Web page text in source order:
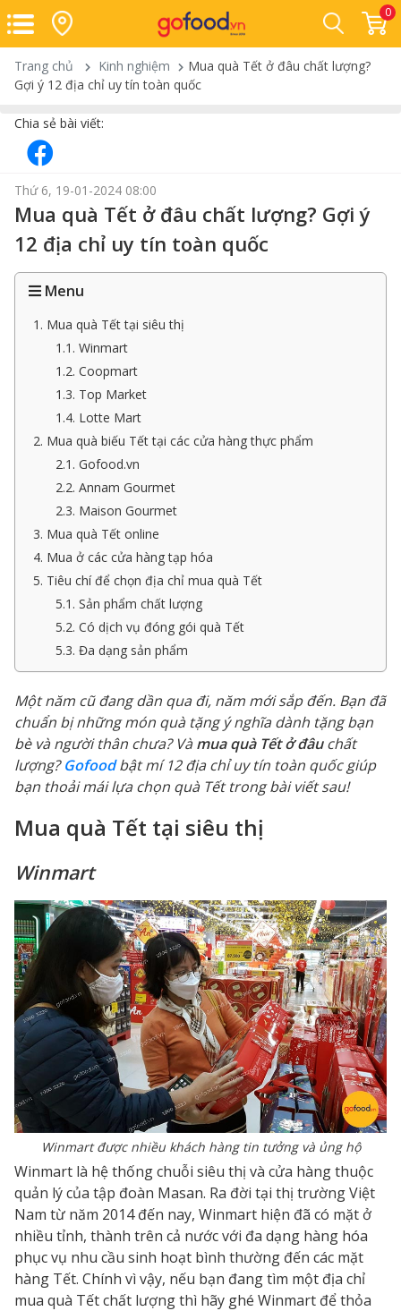
0
Trang chủ Kinh nghiệm
Mua quà Tết ở đâu chất lượng?
Gợi ý 12 địa chỉ uy tín toàn quốc
Chia sẻ bài viết:
Thứ 6, 19-01-2024 08:00
Mua quà Tết ở đâu chất lượng? Gợi ý
12 địa chỉ uy tín toàn quốc
Menu
1. Mua quà Tết tại siêu thị
1.1. Winmart
1.2. Coopmart
1.3. Top Market
1.4. Lotte Mart
2. Mua quà biếu Tết tại các cửa hàng thực phẩm
2.1. Gofood.vn
2.2. Annam Gourmet
2.3. Maison Gourmet
3. Mua quà Tết online
4. Mua ở các cửa hàng tạp hóa
5. Tiêu chí để chọn địa chỉ mua quà Tết
5.1. Sản phẩm chất lượng
5.2. Có dịch vụ đóng gói quà Tết
5.3. Đa dạng sản phẩm
Một năm cũ đang dần qua đi, năm mới sắp đến. Bạn đã
chuẩn bị những món quà tặng ý nghĩa dành tặng bạn
bè và người thân chưa? Vàmua quà Tết ở đâuchất
lượng?Gofoodbật mí 12 địa chỉ uy tín toàn quốc giúp
bạn thoải mái lựa chọn quà Tết trong bài viết sau!
Mua quà Tết tại siêu thị
Winmart
Winmart được nhiều khách hàng tin tưởng và ủng hộ
Winmart là hệ thống chuỗi siêu thị và cửa hàng thuộc
quản lý của tập đoàn Masan. Ra đời tại thị trường Việt
Nam từ năm 2014 đến nay, Winmart hiện đã có mặt ở
nhiều tỉnh, thành trên cả nước với đa dạng hàng hóa
phục vụ nhu cầu sinh hoạt bình thường đến các mặt
hàng Tết. Chính vì vậy, nếu bạn đang tìm một địa chỉ
mua quà Tếtchất lượng thì hãy ghé Winmart để thỏa